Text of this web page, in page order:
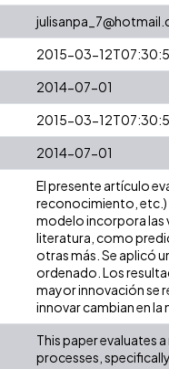
2015-03-
2014-07-01
2015-03-
2014-07-01
El presente artículo
reconocimiento, etc.)
modelo incorpora las
literatura, como
otras más. Se aplicó
ordenado. Los
mayor innovación se
innovar cambian en
This paper evaluates
processes,